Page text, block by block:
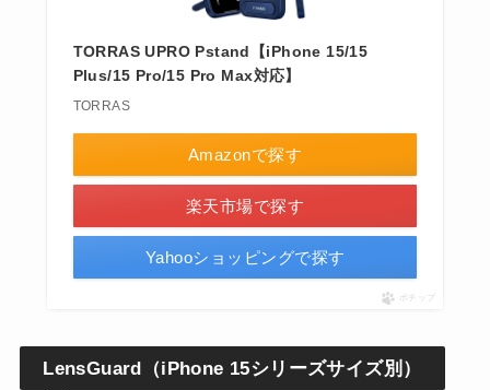
TORRAS UPRO Pstand【iPhone 15/15
Plus/15 Pro/15 Pro Max対応】
TORRAS
Amazonで探す
楽天市場で探す
Yahooショッピングで探す
ポチップ
LensGuard （iPhone 15シリーズサイズ別）